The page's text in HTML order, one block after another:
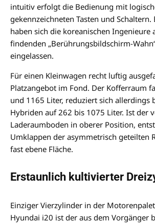
intuitiv erfolgt die Bedienung mit
gekennzeichneten Tasten und
haben sich die koreanischen Ingenieure
findenden „Berührungsbildschirm-
eingelassen.
Für einen Kleinwagen recht luftig
Platzangebot im Fond. Der Kofferraum
und 1165 Liter, reduziert sich allerdings
Hybriden auf 262 bis 1075 Liter. Ist der
Laderaumboden in oberer Position,
Umklappen der asymmetrisch geteilten
fast ebene Fläche.
Erstaunlich kultivierter
Einziger Vierzylinder in der
Hyundai i20 ist der aus dem Vorgänger